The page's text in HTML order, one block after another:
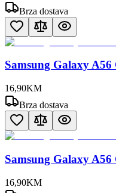
Brza dostava
Samsung Galaxy
16,90KM
Brza dostava
Samsung Galaxy
16,90KM